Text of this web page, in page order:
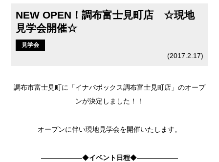
NEW OPEN！調布富士見町店 ☆現地
見学会開催☆
見学会
(2017.2.17)
調布市富士見町に 「イナバボックス調布富士見町店」 のオープ
ンが決定しました！！
オープンに伴い現地見学会を開催いたします。
――――――◆イベント日程◆――――――